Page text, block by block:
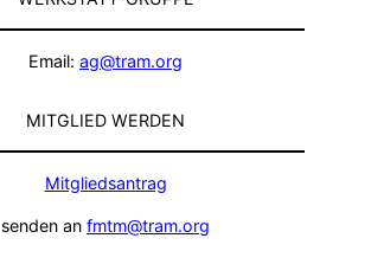
Email: ag@tram.org
MITGLIED WERDEN
Mitgliedsantrag
senden an fmtm@tram.org